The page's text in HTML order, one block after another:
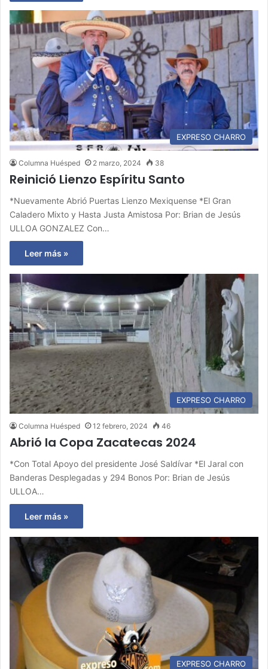
EXPRESO CHARRO
Columna Huésped 2 marzo, 2024 38
Reinició Lienzo Espíritu Santo
*Nuevamente Abrió Puertas Lienzo Mexiquense *El Gran
Caladero Mixto y Hasta Justa Amistosa Por: Brian de Jesús
ULLOA GONZALEZ Con…
Leer más »
EXPRESO CHARRO
Columna Huésped 12 febrero, 2024 46
Abrió la Copa Zacatecas 2024
*Con Total Apoyo del presidente José Saldívar *El Jaral con
Banderas Desplegadas y 294 Bonos Por: Brian de Jesús
ULLOA…
Leer más »
EXPRESO CHARRO